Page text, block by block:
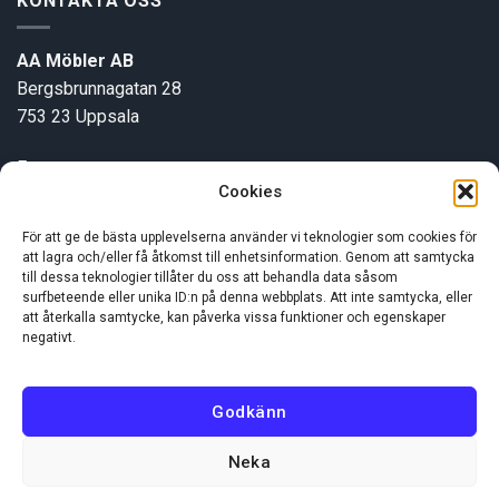
Cookies
För att ge de bästa upplevelserna använder vi teknologier som cookies för
att lagra och/eller få åtkomst till enhetsinformation. Genom att samtycka
till dessa teknologier tillåter du oss att behandla data såsom
surfbeteende eller unika ID:n på denna webbplats. Att inte samtycka, eller
att återkalla samtycke, kan påverka vissa funktioner och egenskaper
negativt.
Godkänn
Neka
AA Möbler AB
Bergsbrunnagatan 28
753 23 Uppsala
E-post:
INFORMATION
Om oss
Visa